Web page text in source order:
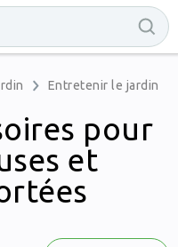
Entretenir le jardin
pour
et